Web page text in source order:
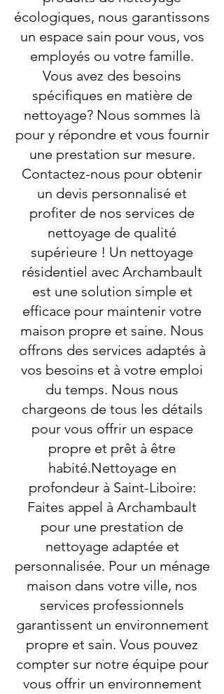
écologiques, nous garantissons
un espace sain pour vous, vos
employés ou votre famille.
Vous avez des besoins
spécifiques en matière de
nettoyage? Nous sommes là
pour y répondre et vous fournir
une prestation sur mesure.
Contactez-nous pour obtenir
un devis personnalisé et
profiter de nos services de
nettoyage de qualité
supérieure ! Un nettoyage
résidentiel avec Archambault
est une solution simple et
efficace pour maintenir votre
maison propre et saine. Nous
offrons des services adaptés à
vos besoins et à votre emploi
du temps. Nous nous
chargeons de tous les détails
pour vous offrir un espace
propre et prêt à être
habité.Nettoyage en
profondeur à Saint-Liboire:
Faites appel à Archambault
pour une prestation de
nettoyage adaptée et
personnalisée. Pour un ménage
maison dans votre ville, nos
services professionnels
garantissent un environnement
propre et sain. Vous pouvez
compter sur notre équipe pour
vous offrir un environnement